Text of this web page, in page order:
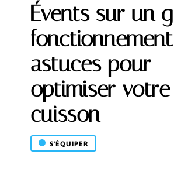
Évents sur un
astuces pour
optimiser votre
cuisson
S'ÉQUIPER